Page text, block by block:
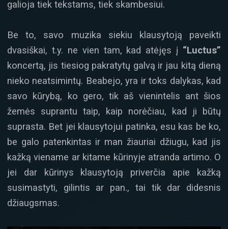
galioja tiek tekstams, tiek skambesiui.
Be to, savo muzika siekiu klausytoją paveikti
dvasiškai, t.y. ne vien tam, kad atėjęs į “Luctus”
koncertą, jis tiesiog pakratytų galvą ir jau kitą dieną
nieko neatsimintų. Beabejo, yra ir toks dalykas, kad
savo kūrybą, ko gero, tik aš vienintelis ant šios
žemės suprantu taip, kaip norėčiau, kad ji būtų
suprasta. Bet jei klausytojui patinka, esu kas be ko,
be galo patenkintas ir man žiauriai džiugu, kad jis
kažką viename ar kitame kūrinyje atranda artimo. O
jei dar kūrinys klausytoją priverčia apie kažką
susimastyti, gilintis ar pan., tai tik dar didesnis
džiaugsmas.